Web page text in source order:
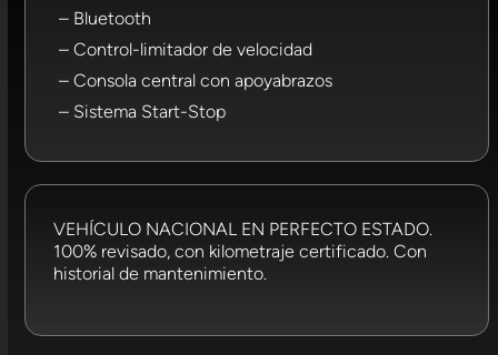
– Bluetooth
– Control-limitador de velocidad
– Consola central con apoyabrazos
– Sistema Start-Stop
VEHÍCULO NACIONAL EN PERFECTO ESTADO.
100% revisado, con kilometraje certificado. Con
historial de mantenimiento.